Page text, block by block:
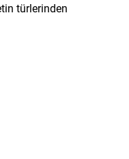
türlerinden